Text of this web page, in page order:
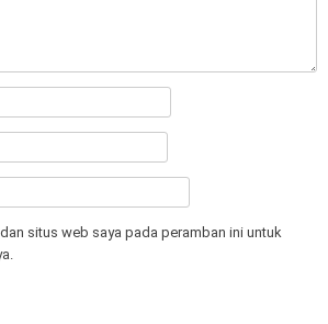
situs web saya pada peramban ini untuk